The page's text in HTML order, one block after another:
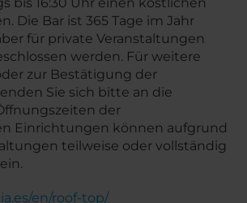
Die Bar ist 365 Tage im Jahr
für private Veranstaltungen
werden. Für weitere
zur Bestätigung der
Sie sich bitte an die
der
Einrichtungen können aufgrund
teilweise oder vollständig
en/roof-top/